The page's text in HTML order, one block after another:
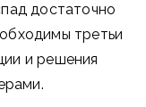
достаточно
третьи
и решения